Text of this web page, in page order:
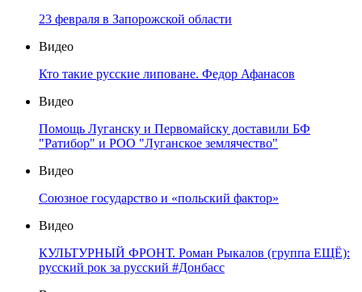
23 февраля в Запорожской области
Видео
Кто такие русские липоване. Федор Афанасов
Видео
Помощь Луганску и Первомайску доставили БФ
"Ратибор" и РОО "Луганское землячество"
Видео
Союзное государство и «польский фактор»
Видео
КУЛЬТУРНЫЙ ФРОНТ. Роман Рыкалов (группа ЕЩЁ):
русский рок за русский #Донбасс